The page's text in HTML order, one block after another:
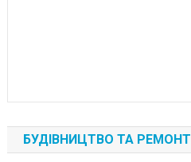
БУДІВНИЦТВО ТА РЕМОНТ